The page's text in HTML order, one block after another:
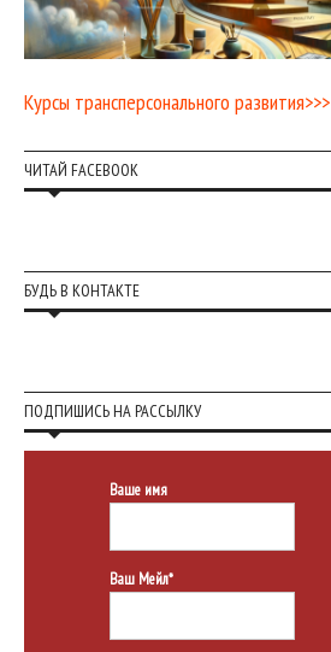
Курсы трансперсонального развития>>>
ЧИТАЙ FACEBOOK
БУДЬ В КОНТАКТЕ
ПОДПИШИСЬ НА РАССЫЛКУ
Ваше имя
Ваш Мейл*